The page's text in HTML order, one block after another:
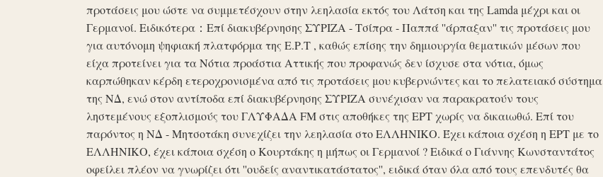
προτάσεις μου ώστε να συμμετέσχουν στην λεηλασία εκτός του Λάτση και της Lamda μέχρι και οι
Γερμανοί. Ειδικότερα：Επί διακυβέρνησης ΣΥΡΙΖΑ - Τσίπρα - Παππά ''άρπαξαν'' τις προτάσεις μου
για αυτόνομη ψηφιακή πλατφόρμα της Ε.Ρ.Τ , καθώς επίσης την δημιουργία θεματικών μέσων που
είχα προτείνει για τα Νότια προάστια Αττικής που προφανώς δεν ίσχυσε στα νότια, όμως
καρπώθηκαν κέρδη ετεροχρονισμένα από τις προτάσεις μου κυβερνώντες και το πελατειακό σύστημα
της ΝΔ, ενώ στον αντίποδα επί διακυβέρνησης ΣΥΡΙΖΑ συνέχισαν να παρακρατούν τους
ληστεμένους εξοπλισμούς του ΓΛΥΦΑΔΑ FM στις αποθήκες της ΕΡΤ χωρίς να δικαιωθώ. Επί του
παρόντος η ΝΔ - Μητσοτάκη συνεχίζει την λεηλασία στο ΕΛΛΗΝΙΚΟ. Έχει κάποια σχέση η ΕΡΤ με το
ΕΛΛΗΝΙΚΟ, έχει κάποια σχέση ο Κουρτάκης η μήπως οι Γερμανοί ? Ειδικά ο Γιάννης Κωνσταντάτος
οφείλει πλέον να γνωρίζει ότι ''ουδείς αναντικατάστατος'', ειδικά όταν όλα από τους επενδυτές θα